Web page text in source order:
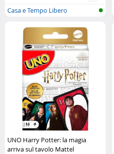
Casa e Tempo Libero
UNO Harry Potter: la magia
arriva sul tavolo Mattel